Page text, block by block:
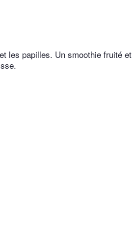
les papilles. Un smoothie fruité et